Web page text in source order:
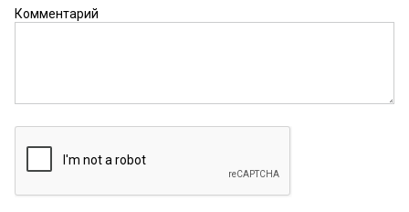
Комментарий